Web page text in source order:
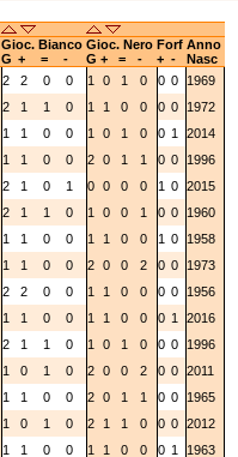
Gioc. Bianco Gioc. Nero Forf Anno
G + = - G + = - + -
Nasc
2 2 0 0 1 0 1 0 0 0
1969
2 1 1 0 1 1 0 0 0 0
1972
1 1 0 0 1 0 1 0 0 1
2014
1 1 0 0 2 0 1 1 0 0
1996
2 1 0 1 0 0 0 0 1 0 2015
2 1 1 0 1 0 0 1 0 0
1960
1 1 0 0 1 1 0 0 1 0
1958
1 1 0 0 2 0 0 2 0 0
1973
2 2 0 0 1 1 0 0 0 0
1956
1 1 0 0 1 1 0 0 0 1
2016
2 1 1 0 1 0 1 0 0 0
1996
1 0 1 0 2 0 0 2 0 0 2011
1 1 0 0 2 0 1 1 0 0
1965
1 0 1 0 2 1 1 0 0 0 2012
1 1 0 0 1 1 0 0 0 1
1963